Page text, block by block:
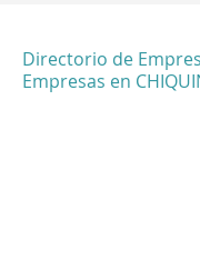
Directorio de
Empresas en